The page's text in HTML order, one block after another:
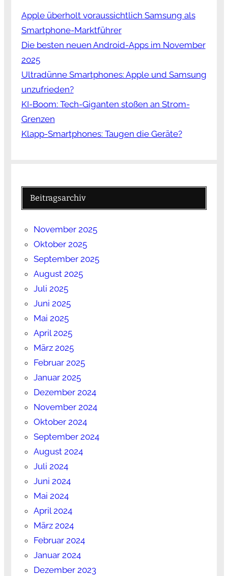
Apple überholt voraussichtlich Samsung als
Smartphone-Marktführer
Die besten neuen Android-Apps im November
2025
Ultradünne Smartphones: Apple und Samsung
unzufrieden?
KI-Boom: Tech-Giganten stoßen an Strom-
Grenzen
Klapp-Smartphones: Taugen die Geräte?
Beitragsarchiv
November 2025
Oktober 2025
September 2025
August 2025
Juli 2025
Juni 2025
Mai 2025
April 2025
März 2025
Februar 2025
Januar 2025
Dezember 2024
November 2024
Oktober 2024
September 2024
August 2024
Juli 2024
Juni 2024
Mai 2024
April 2024
März 2024
Februar 2024
Januar 2024
Dezember 2023